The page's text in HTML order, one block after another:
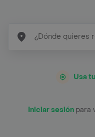
Usa
Iniciar sesión para